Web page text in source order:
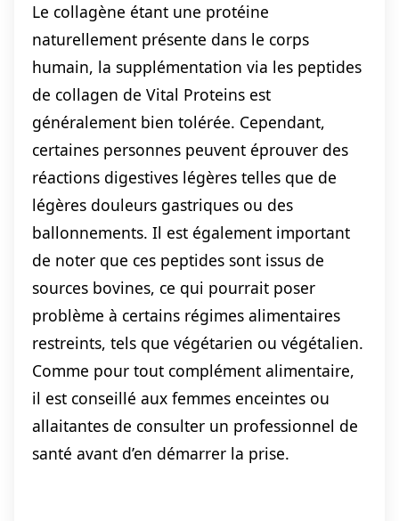
Le collagène étant une protéine
naturellement présente dans le corps
humain, la supplémentation via les peptides
de collagen de Vital Proteins est
généralement bien tolérée. Cependant,
certaines personnes peuvent éprouver des
réactions digestives légères telles que de
légères douleurs gastriques ou des
ballonnements. Il est également important
de noter que ces peptides sont issus de
sources bovines, ce qui pourrait poser
problème à certains régimes alimentaires
restreints, tels que végétarien ou végétalien.
Comme pour tout complément alimentaire,
il est conseillé aux femmes enceintes ou
allaitantes de consulter un professionnel de
santé avant d’en démarrer la prise.